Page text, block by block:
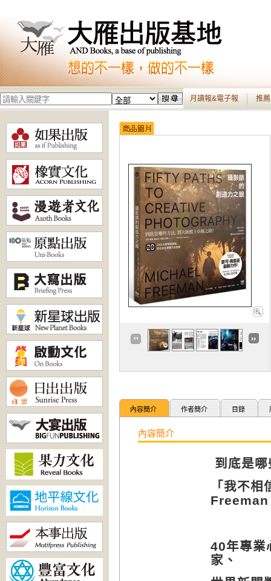
月讀報&電子報 推
內容簡介 作者簡介 目錄
內容簡介
到底是
「我不
Freeman
40年專業
家、